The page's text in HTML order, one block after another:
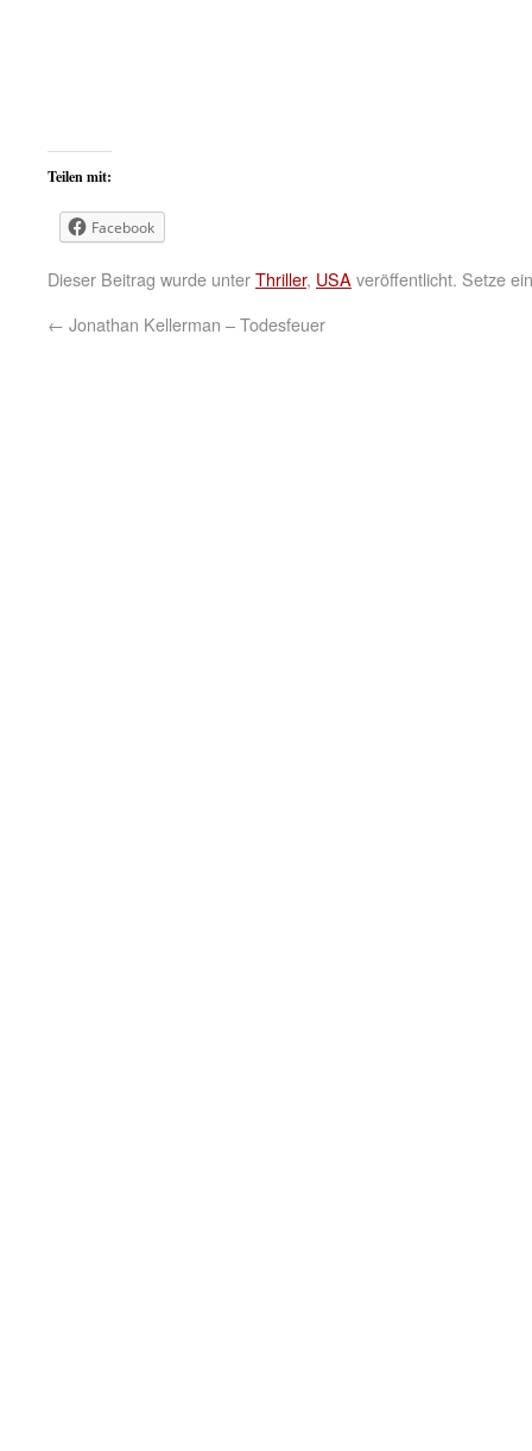
Teilen mit:
Facebook
Dieser Beitrag wurde unterThriller, USA veröffentlicht. Setze
← Jonathan Kellerman – Todesfeuer